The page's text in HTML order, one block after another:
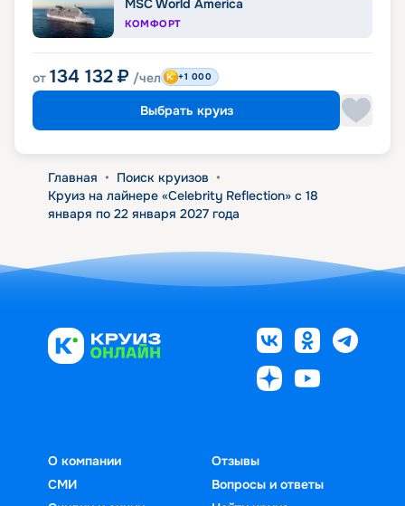
MSC World America
КОМФОРТ
от 134 132 ₽ /чел +1 000
Выбрать круиз
Главная • Поиск круизов •
Круиз на лайнере «Celebrity Reflection» с 18
января по 22 января 2027 года
О компании
СМИ
Отзывы
Вопросы и ответы